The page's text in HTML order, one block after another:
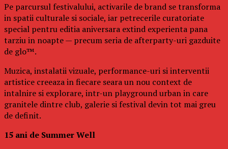
Pe parcursul festivalului, activarile de brand se transforma
in spatii culturale si sociale, iar petrecerile curatoriate
special pentru editia aniversara extind experienta pana
tarziu in noapte — precum seria de afterparty-uri gazduite
de glo™.
Muzica, instalatii vizuale, performance-uri si interventii
artistice creeaza in fiecare seara un nou context de
intalnire si explorare, intr-un playground urban in care
granitele dintre club, galerie si festival devin tot mai greu
de definit.
15 ani de Summer Well